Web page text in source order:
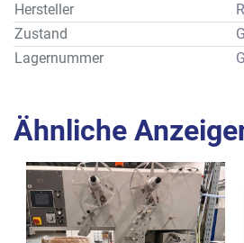
Hersteller
Zustand
Lagernummer
Ähnliche